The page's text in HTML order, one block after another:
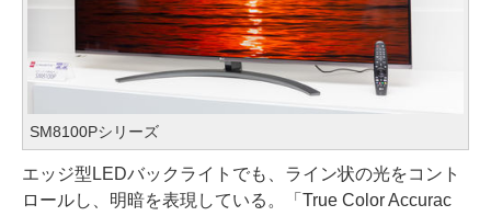
SM8100Pシリーズ
エッジ型LEDバックライトでも、ライン状の光をコント
ロールし、明暗を表現している。「True Color Accurac